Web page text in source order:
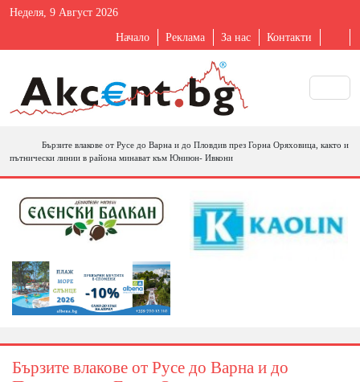
Неделя, 9 Август 2026
Начало Реклама За нас Контакти
Бързите влакове от Русе до Варна и до Пловдив през Горна Оряховица, както и
пътнически линии в района минават към Юниюн- Ивкони
Бързите влакове от Русе до Варна и до